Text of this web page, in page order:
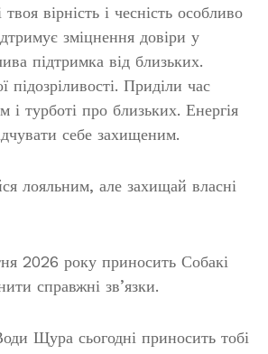
твоя вірність і чесність особливо
зміцнення довіри у
підтримка від близьких.
підозріливості. Приділи час
і турботі про близьких. Енергія
себе захищеним.
лояльним, але захищай власні
2026 року приносить Собакі
справжні зв’язки.
Щура сьогодні приносить тобі